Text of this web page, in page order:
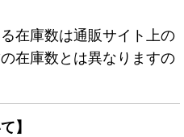
在庫数は通販サイト上の
在庫数とは異なりますの
】